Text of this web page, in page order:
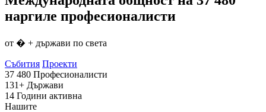
наргиле професионалисти
от � + държави по света
Събития Проекти
37 480 Професионалисти
131+ Държави
14 Години активна
Нашите